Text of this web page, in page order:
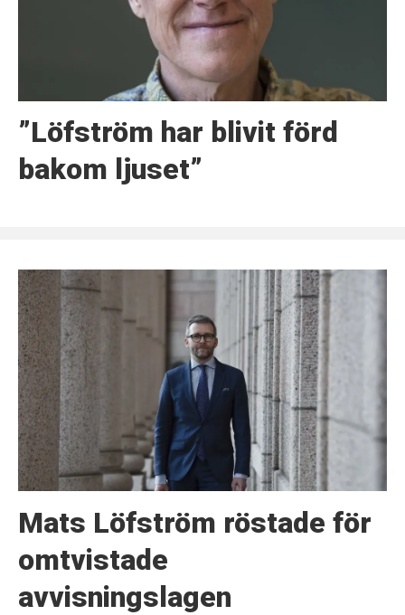
”Löfström har blivit förd
bakom ljuset”
Mats Löfström röstade för
omtvistade
avvisningslagen